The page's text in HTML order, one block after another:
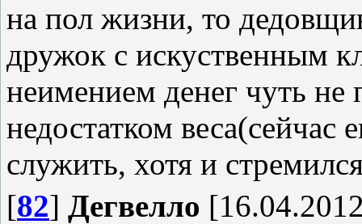
на пол жизни, то
дружок с искуственным
неимением денег чуть
недостатком
служить, хотя и
[82] Дегвелло